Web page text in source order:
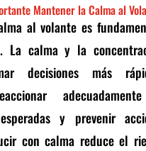
Mantener la Calma al
al volante es
La calma y la
decisiones más
y prevenir
con calma reduce el